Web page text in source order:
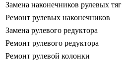
Замена наконечников рулевых тяг
Ремонт рулевых наконечников
Замена рулевого редуктора
Ремонт рулевого редуктора
Ремонт рулевой колонки